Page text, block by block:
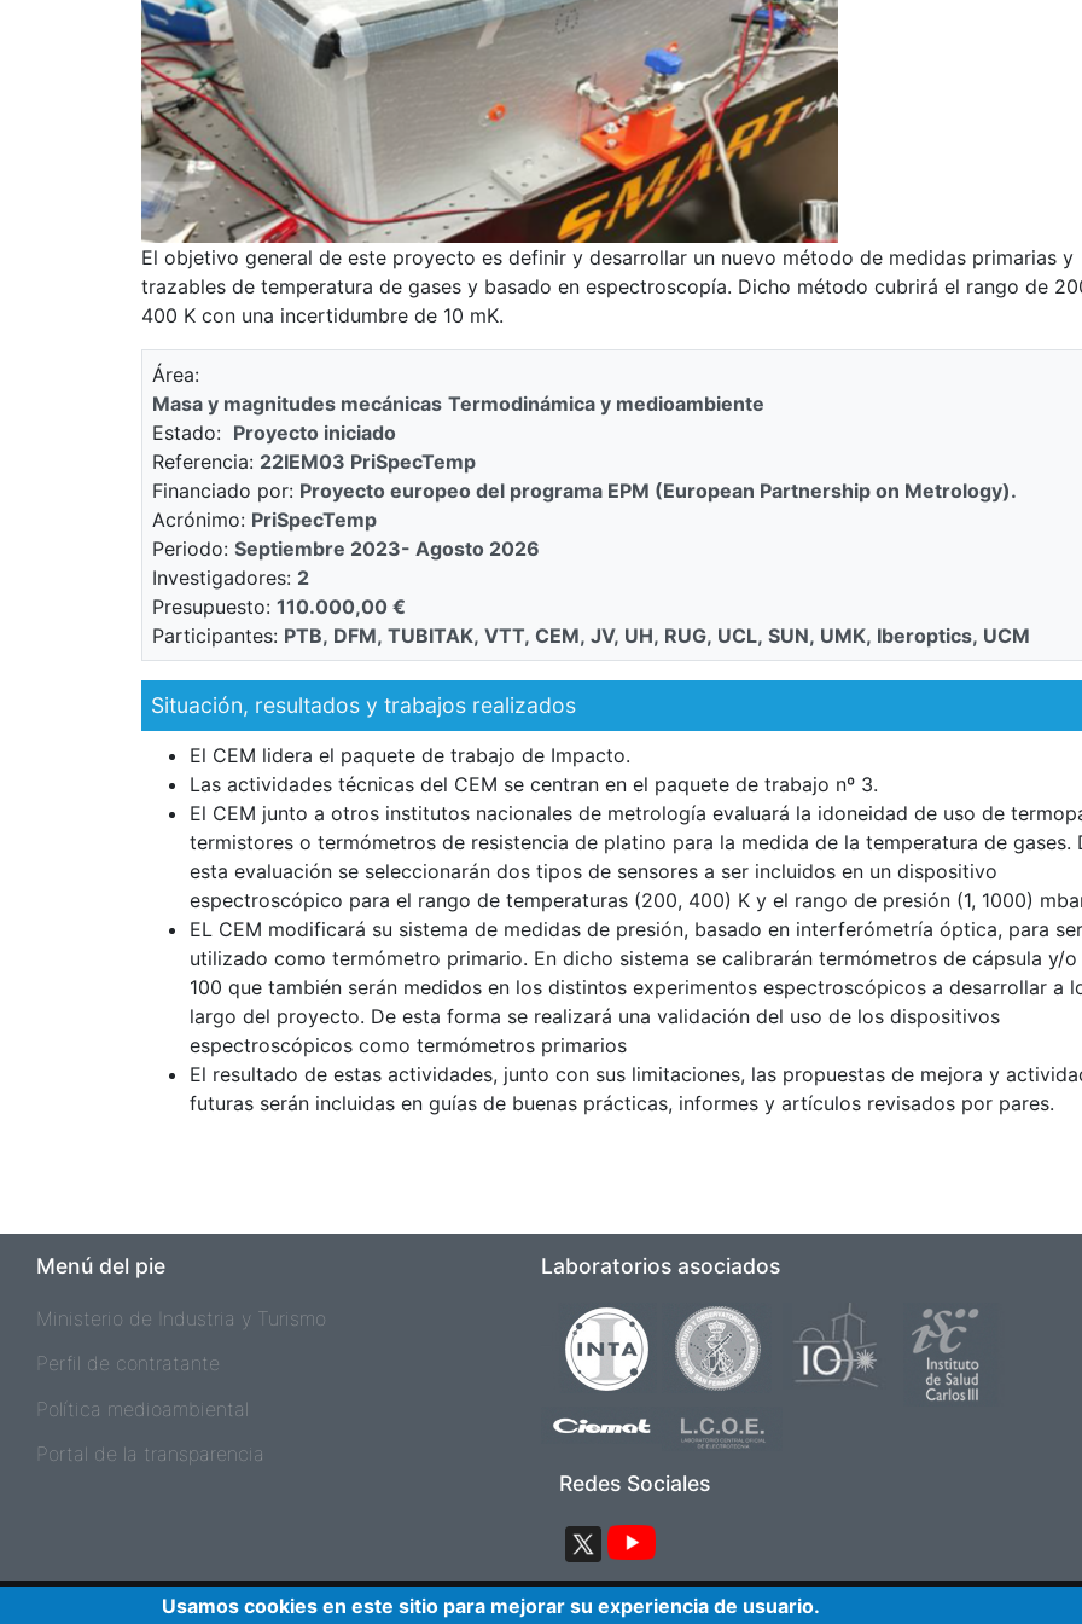
El objetivo general de este proyecto es definir y desarrollar un nuevo método de medidas primarias y
trazables de temperatura de gases y basado en espectroscopía. Dicho método cubrirá el rango de
400 K con una incertidumbre de 10 mK.
Área
Masa y magnitudes mecánicas Termodinámica y medioambiente
Estado
Proyecto iniciado
Referencia 22IEM03 PriSpecTemp
Financiado por Proyecto europeo del programa EPM (European Partnership on Metrology).
Acrónimo PriSpecTemp
Periodo Septiembre 2023- Agosto 2026
Investigadores 2
Presupuesto 110.000,00 €
Participantes PTB, DFM, TUBITAK, VTT, CEM, JV, UH, RUG, UCL, SUN, UMK, Iberoptics, UCM
Situación, resultados y trabajos realizados
El CEM lidera el paquete de trabajo de Impacto.
Las actividades técnicas del CEM se centran en el paquete de trabajo nº 3.
El CEM junto a otros institutos nacionales de metrología evaluará la idoneidad de uso de
termistores o termómetros de resistencia de platino para la medida de la temperatura de gases.
esta evaluación se seleccionarán dos tipos de sensores a ser incluidos en un dispositivo
espectroscópico para el rango de temperaturas (200, 400) K y el rango de presión (1, 1000)
EL CEM modificará su sistema de medidas de presión, basado en interferómetría óptica, para ser
utilizado como termómetro primario. En dicho sistema se calibrarán termómetros de cápsula y/
100 que también serán medidos en los distintos experimentos espectroscópicos a desarrollar a
largo del proyecto. De esta forma se realizará una validación del uso de los dispositivos
espectroscópicos como termómetros primarios
El resultado de estas actividades, junto con sus limitaciones, las propuestas de mejora y
futuras serán incluidas en guías de buenas prácticas, informes y artículos revisados por pares.
Menú del pie
Ministerio de Industria y Turismo
Perfil de contratante
Política medioambiental
Portal de la transparencia
Laboratorios asociados
Imagen Imagen Imagen Imagen
Imagen Imagen
Redes Sociales
ImagenImagen
Pie de página 2Usamos cookies en este sitio para mejorar su experiencia de usuario.